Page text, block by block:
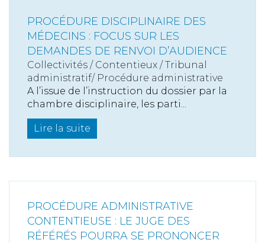
PROCÉDURE DISCIPLINAIRE DES
MÉDECINS : FOCUS SUR LES
DEMANDES DE RENVOI D’AUDIENCE
Collectivités / Contentieux /Tribunal
administratif/ Procédure administrative
A l’issue de l’instruction du dossier par la
chambre disciplinaire, les parti...
Lire la suite
PROCÉDURE ADMINISTRATIVE
CONTENTIEUSE : LE JUGE DES
RÉFÉRÉS POURRA SE PRONONCER